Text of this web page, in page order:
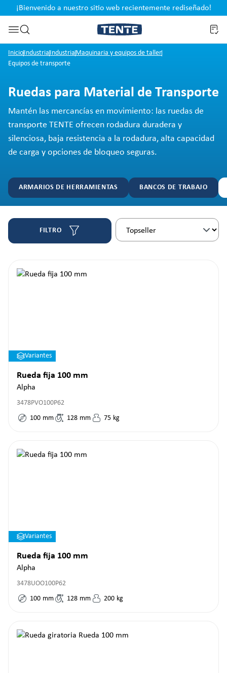
Saltar a la búsqueda
¡Bienvenido a nuestro sitio web recientemente rediseñado!
InicioIndustria Industria Maquinaria y equipos de taller
Equipos de transporte
Ruedas para Material de Transporte
Mantén las mercancías en movimiento: las ruedas de
transporte TENTE ofrecen rodadura duradera y
silenciosa, baja resistencia a la rodadura, alta capacidad
de carga y opciones de bloqueo seguras.
ARMARIOS DE HERRAMIENTAS BANCOS DE TRABAJO
FILTRO
Variantes
Rueda fija 100 mm
Alpha
3478PVO100P62
100 mm 128 mm 75 kg
Variantes
Rueda fija 100 mm
Alpha
3478UOO100P62
100 mm 128 mm 200 kg